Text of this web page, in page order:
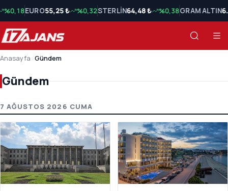
%0,18EURO55,25 ₺ %0,32STERLİN64,48 ₺ %0,38GRAM ALTIN
Anasayfa Gündem
Gündem
Gündem Son Haberler
7 AĞUSTOS 2026 CUMA